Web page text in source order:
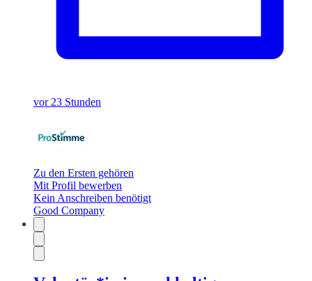
vor 23 Stunden
Zu den Ersten gehören
Mit Profil bewerben
Kein Anschreiben benötigt
Good Company